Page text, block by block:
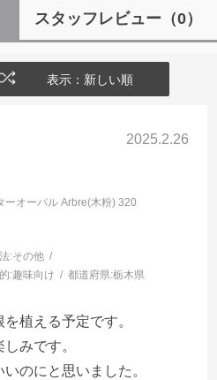
スタッフレビュー （0）
表示：新しい順
2025.2.26
ーオーバル Arbre(木粉) 320
:その他
:趣味向け 都道府県:栃木県
植える予定です。
みです。
のにと思いました。